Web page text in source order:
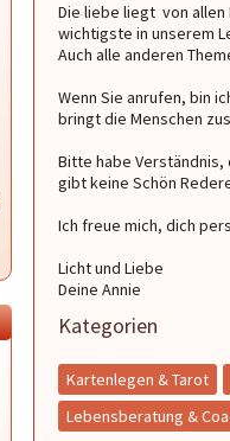
Dank Dir🙏gibst richtige Ratschläge
uns bist nicht Westend. Das liebe ich
Die liebe liegt von allen
wichtigste in unserem
Auch alle anderen
Wenn Sie anrufen, bin
bringt die Menschen
Bitte habe
gibt keine Schön
Ich freue mich, dich
Licht und Liebe
Deine Annie
Kategorien
Kartenlegen & Tarot
Lebensberatung &